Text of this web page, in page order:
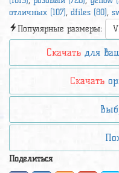
отличных (107), dfiles (80),
Популярные размеры:
Скачать для
Скачать
Поделиться